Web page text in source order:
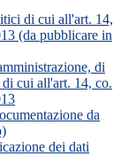
di cui all'art. 14,
(da pubblicare in
di
cui all'art. 14, co.
da
dei dati